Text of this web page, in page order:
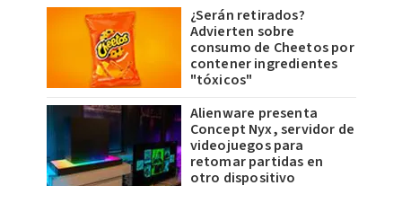
¿Serán retirados?
Advierten sobre
consumo de Cheetos por
contener ingredientes
"tóxicos"
Alienware presenta
Concept Nyx, servidor de
videojuegos para
retomar partidas en
otro dispositivo